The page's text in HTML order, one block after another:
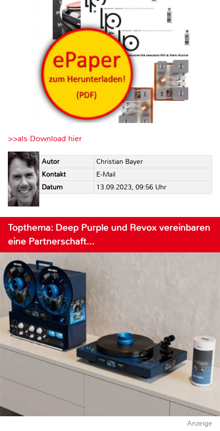
>>als Download hier
Autor
Christian Bayer
Kontakt
E-Mail
Datum
13.09.2023, 09:56 Uhr
Topthema: Deep Purple und Revox vereinbaren
eine Partnerschaft…
Anzeige